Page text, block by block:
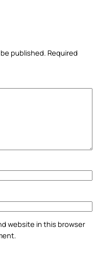
published. Required
website in this browser